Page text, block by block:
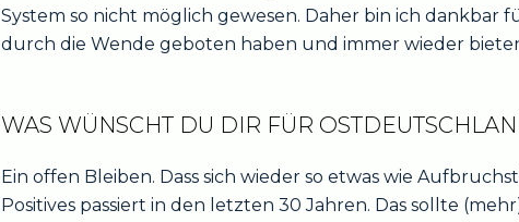
System so nicht möglich gewesen. Daher bin ich dankbar
durch die Wende geboten haben und immer wieder
WAS WÜNSCHT DU DIR FÜR
Ein offen Bleiben. Dass sich wieder so etwas wie
Positives passiert in den letzten 30 Jahren. Das sollte